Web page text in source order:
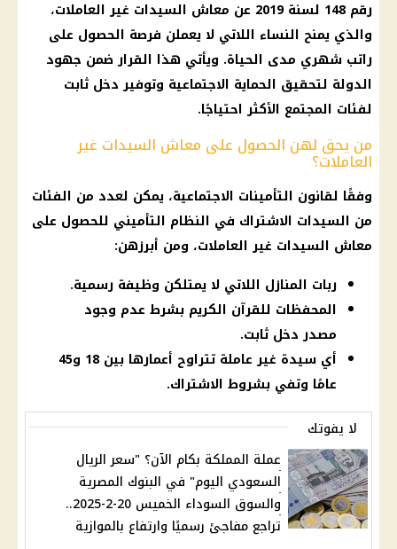
رقم 148 لسنة 2019 عن
معاش السيدات غير العاملات،
والذي يمنح النساء اللاتي لا يعملن فرصة الحصول على
راتب شهري مدى الحياة. ويأتي هذا القرارضمن جهود
الدولة لتحقيق الحماية الاجتماعية وتوفيردخل ثابت
لفئات المجتمع الأكثر احتياجًا.
من يحق لهن الحصول على معاش السيدات غير
العاملات؟
وفقًا لقانون التأمينات الاجتماعية، يمكن لعدد من الفئات
من السيدات الاشتراك في النظام التأميني للحصول على
معاش السيدات غير العاملات، ومن أبرزهن:
ربات المنازل اللاتي لا يمتلكن وظيفة رسمية.
المحفظات للقرآن الكريم بشرط عدم وجود
مصدر دخل ثابت.
أي سيدة غير عاملة تتراوح أعمارها بين 18 و45
عامًا وتفي بشروط الاشتراك.
لا يفوتك
عملة المملكة بكام الآن؟ "سعر الريال
السعودي اليوم" في البنوك المصرية
والسوق السوداء الخميس 20-2-2025..
تراجع مفاجئ رسميًا وارتفاع بالموازية